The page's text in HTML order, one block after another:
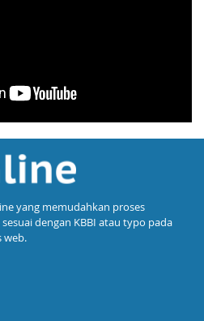
yang memudahkan proses
dengan KBBI atau typo pada
web.